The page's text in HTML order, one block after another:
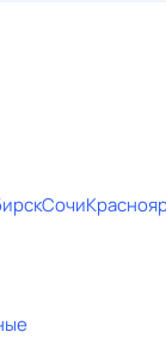
Сочи